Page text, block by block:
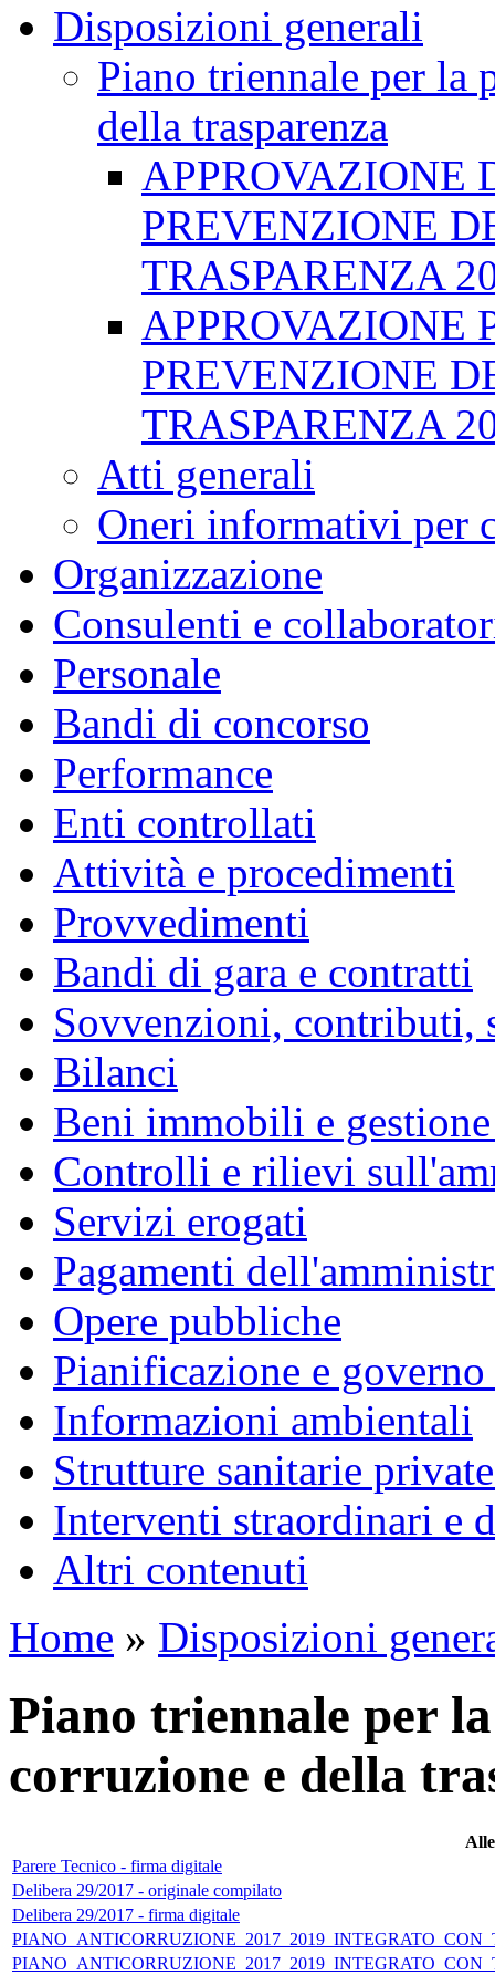
Disposizioni generali
Piano triennale per la
della trasparenza
APPROVAZIONE
PREVENZIONE
TRASPARENZA
APPROVAZIONE
PREVENZIONE
TRASPARENZA
Atti generali
Oneri informativi per
Organizzazione
Consulenti e
Personale
Bandi di concorso
Performance
Enti controllati
Attività e procedimenti
Provvedimenti
Bandi di gara e contratti
Sovvenzioni, contributi,
Bilanci
Beni immobili e
Controlli e rilievi
Servizi erogati
Pagamenti
Opere pubbliche
Pianificazione e
Informazioni ambientali
Strutture sanitarie
Interventi straordinari e
Altri contenuti
Home » Disposizioni
Piano triennale per
corruzione e della
Parere Tecnico - firma digitale
Delibera 29/2017 - originale compilato
Delibera 29/2017 - firma digitale